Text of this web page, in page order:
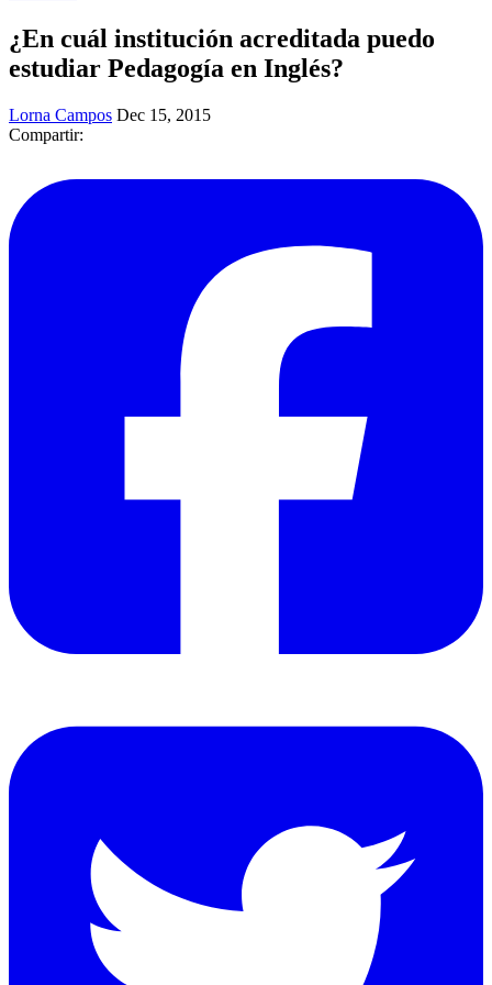
¿En cuál institución acreditada puedo
estudiar Pedagogía en Inglés?
Lorna Campos Dec 15, 2015
Compartir: